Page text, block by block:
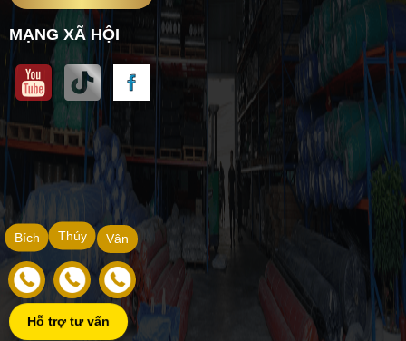
MẠNG XÃ HỘI
Vân
Thúy
Bích
Hỗ trợ tư vấn